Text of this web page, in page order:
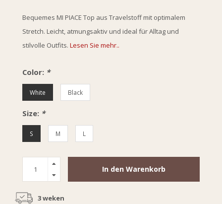
Bequemes MI PIACE Top aus Travelstoff mit optimalem
Stretch. Leicht, atmungsaktiv und ideal für Alltag und
stilvolle Outfits. Lesen Sie mehr..
Color: *
White Black
Size: *
S M L
In den Warenkorb
3 weken